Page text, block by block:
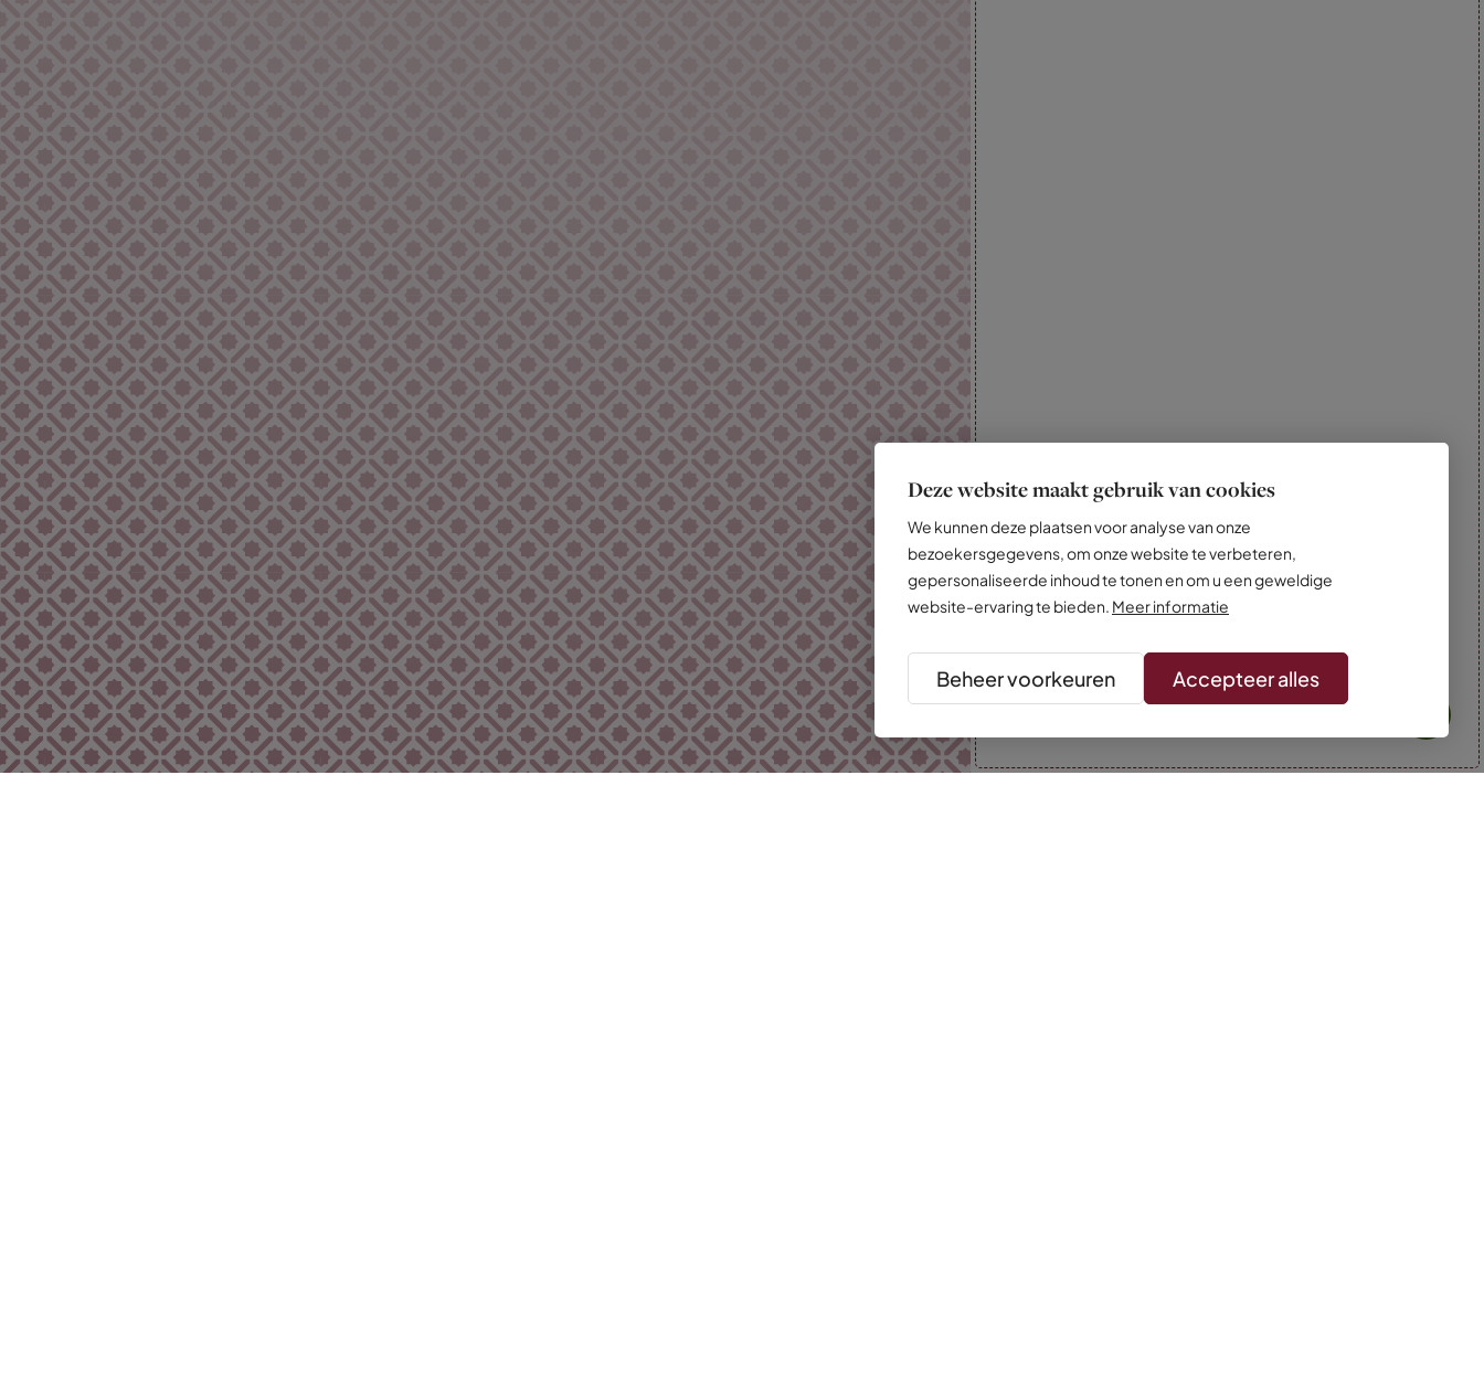
Deze website maakt gebruik van cookies
We kunnen deze plaatsen voor analyse van onze
bezoekersgegevens, om onze website te verbeteren,
gepersonaliseerde inhoud te tonen en om u een geweldige
website-ervaring te bieden. Meer informatie
Beheer voorkeuren Accepteer alles